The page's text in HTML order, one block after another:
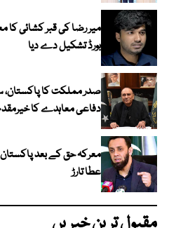
میر رضا کی قبر کشائی کا
بورڈ تشکیل دے دیا
صدر مملکت کا پاکستان،
دفاعی معاہدے کا
معرکہ حق کے بعد
عطا تارڑ